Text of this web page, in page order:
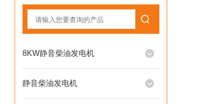
8KW静音柴油发电机
静音柴油发电机